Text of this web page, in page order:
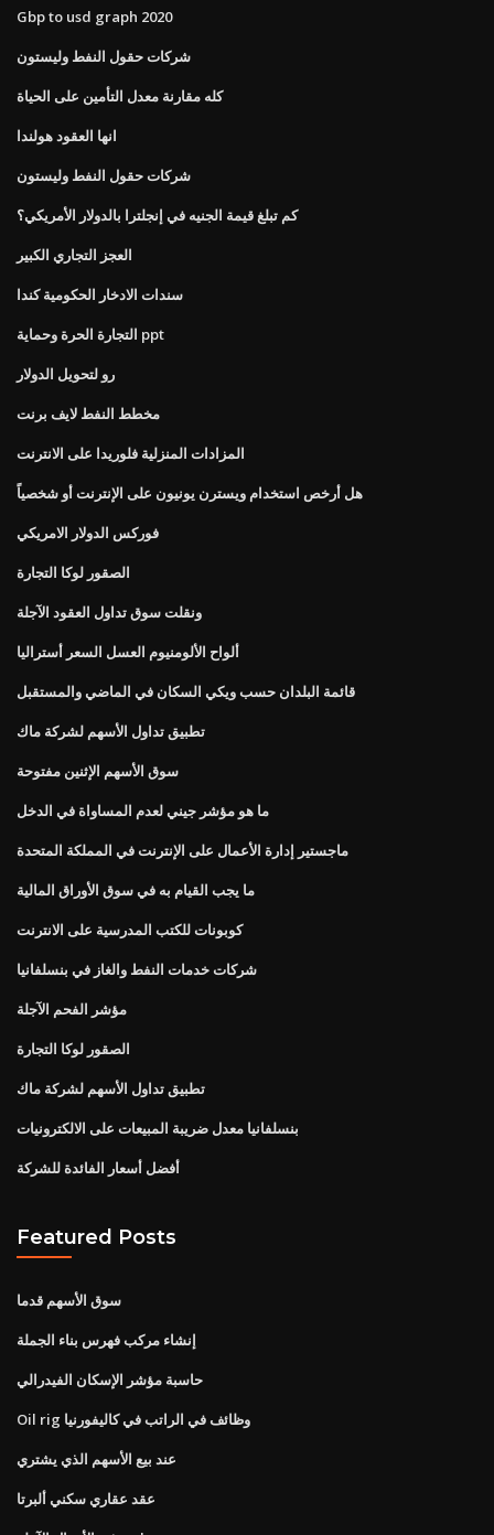
Gbp to usd graph 2020
شركات حقول النفط وليستون
كله مقارنة معدل التأمين على الحياة
انها العقود هولندا
شركات حقول النفط وليستون
كم تبلغ قيمة الجنيه في إنجلترا بالدولار الأمريكي؟
العجز التجاري الكبير
سندات الادخار الحكومية كندا
التجارة الحرة وحماية ppt
رو لتحويل الدولار
مخطط النفط لايف برنت
المزادات المنزلية فلوريدا على الانترنت
هل أرخص استخدام ويسترن يونيون على الإنترنت أو شخصياً
فوركس الدولار الامريكي
الصقور لوكا التجارة
ونقلت سوق تداول العقود الآجلة
ألواح الألومنيوم العسل السعر أستراليا
قائمة البلدان حسب ويكي السكان في الماضي والمستقبل
تطبيق تداول الأسهم لشركة ماك
سوق الأسهم الإثنين مفتوحة
ما هو مؤشر جيني لعدم المساواة في الدخل
ماجستير إدارة الأعمال على الإنترنت في المملكة المتحدة
ما يجب القيام به في سوق الأوراق المالية
كوبونات للكتب المدرسية على الانترنت
شركات خدمات النفط والغاز في بنسلفانيا
مؤشر الفحم الآجلة
الصقور لوكا التجارة
تطبيق تداول الأسهم لشركة ماك
بنسلفانيا معدل ضريبة المبيعات على الالكترونيات
أفضل أسعار الفائدة للشركة
Featured Posts
سوق الأسهم قدما
إنشاء مركب فهرس بناء الجملة
حاسبة مؤشر الإسكان الفيدرالي
Oil rig وظائف في الراتب في كاليفورنيا
عند بيع الأسهم الذي يشتري
عقد عقاري سكني ألبرتا